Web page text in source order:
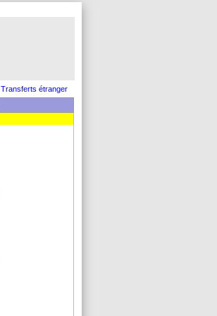
Transferts étranger